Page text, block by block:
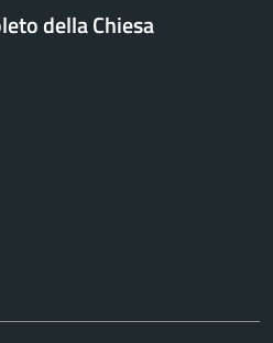
della Chiesa